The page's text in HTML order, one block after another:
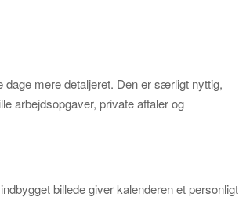
dage mere detaljeret. Den er særligt nyttig,
arbejdsopgaver, private aftaler og
billede giver kalenderen et personligt